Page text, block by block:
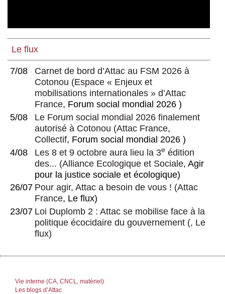
syndicales ?
L’exception ibérique progressiste :
Le flux
7/08
Carnet de bord d’Attac au FSM 2026 à
Cotonou (Espace « Enjeux et
mobilisations internationales » d’Attac
France, Forum social mondial 2026 )
5/08
Le Forum social mondial 2026 finalement
autorisé à Cotonou (Attac France,
Collectif, Forum social mondial 2026 )
4/08
Les 8 et 9 octobre aura lieu la 3e édition
des... (Alliance Ecologique et Sociale, Agir
pour la justice sociale et écologique)
26/07 Pour agir, Attac a besoin de vous ! (Attac
France, Le flux)
23/07 Loi Duplomb 2 : Attac se mobilise face à la
politique écocidaire du gouvernement (, Le
flux)
Vie interne (CA, CNCL, matériel)
Les blogs d’Attac